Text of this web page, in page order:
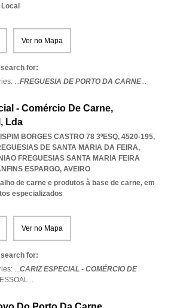
Ver no Mapa
for:
...FREGUESIA DE PORTO DA CARNE...
- Comércio De Carne,
Lda
BORGES CASTRO 78 3ºESQ, 4520-195,
DE SANTA MARIA DA FEIRA,
FREGUESIAS SANTA MARIA FEIRA
ESPARGO, AVEIRO
de carne e produtos à base de carne, em
especializados
Ver no Mapa
for:
...CARIZ ESPECIAL - COMÉRCIO DE
...